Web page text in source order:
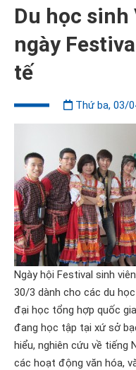
Du học
ngày
tế
Thứ ba, 03/
Ngày hội Festival sinh
30/3 dành cho các du
đại học tổng hợp quốc
đang học tập tại xứ sở
hiểu, nghiên cứu về tiếng
các hoạt động văn hóa,